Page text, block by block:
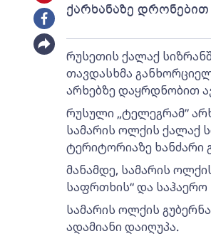
ქარხანაზე
რუსეთის ქალაქ
თავდასხმა
არხებზე დაყრდნობით
რუსული „ტელეგრამ”
სამარის ოლქის ქალაქ
ტერიტორიაზე ხანძარი
მანამდე, სამარის
საფრთხის“ და საჰაერო
სამარის ოლქის
ადამიანი დაიღუპა.